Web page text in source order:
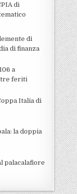
di
di
di finanza
a
tre feriti
Italia di
la doppia
palacalafiore